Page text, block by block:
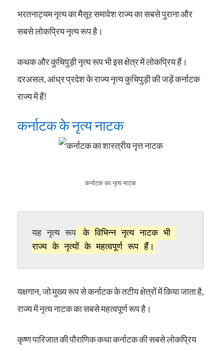
भरतनाट्यम नृत्य का मैसूर समावेश राज्य का सबसे पुराना और
सबसे लोकप्रिय नृत्य रूप है।
कथक और कुचिपुड़ी नृत्य रूप भी इस क्षेत्र में लोकप्रिय हैं।
दरअसल, आंध्र प्रदेश के राज्य नृत्य कुचिपुड़ी की जड़ें कर्नाटक
राज्य में हैं!
कर्नाटक के नृत्य नाटक
कर्नाटक का नृत्य नाटक
यह नृत्य रूप
के विभिन्न नृत्य नाटक भी
राज्य के नृत्यों के महत्वपूर्ण रूप हैं।
यक्षगान, जो मुख्य रूप से कर्नाटक के तटीय क्षेत्रों में किया जाता है,
राज्य में नृत्य नाटक का सबसे महत्वपूर्ण रूप है।
कृष्ण पारिजात की पौराणिक कथा कर्नाटक की सबसे लोकप्रिय